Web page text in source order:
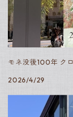
モネ没後100年 ク
2026/4/29